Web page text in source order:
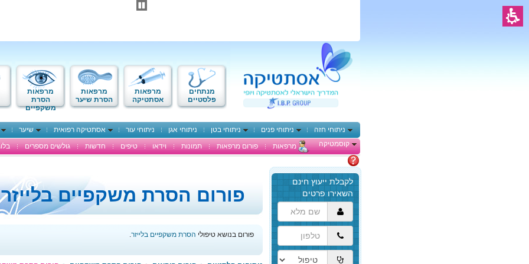
מנתחים
פלסטיים
מרפאות
אסתטיקה
מרפאות
הסרת שיער
מרפאות
הסרת
משקפיים
ניתוחי חזה ניתוחי פנים ניתוחי בטן ניתוחי אגן ניתוחי עור אסתטיקה רפואית שיער
קוסמטיקה
מרפאות פורום מרפאות תמונות וידאו טיפים חדשות גולשים מספרים
הגעת
לתוכן
המרכזי,
באפשרותך
ללחוץ
אנטר
כדי
לדלג
לאזור
פורום הסרת משקפיים בלייזר
פורום בנושא טיפולי הסרת משקפיים בלייזר.